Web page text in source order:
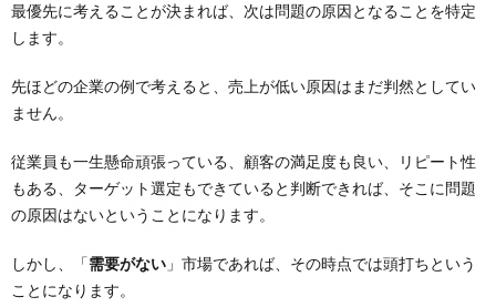
最優先に考えることが決まれば、次は問題の原因となることを特定
します。
先ほどの企業の例で考えると、売上が低い原因はまだ判然としてい
ません。
従業員も一生懸命頑張っている、顧客の満足度も良い、リピート性
もある、ターゲット選定もできていると判断できれば、そこに問題
の原因はないということになります。
しかし、「需要がない 」市場であれば、その時点では頭打ちという
ことになります。